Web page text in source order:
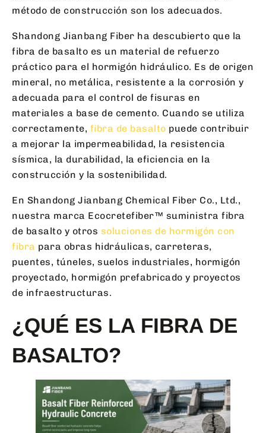
método de construcción son los adecuados.
Shandong Jianbang Fiber ha descubierto que la
fibra de basalto es un material de refuerzo
práctico para el hormigón hidráulico. Es de origen
mineral, no metálica, resistente a la corrosión y
adecuada para el control de fisuras en
materiales a base de cemento. Cuando se utiliza
correctamente, fibra de basalto puede contribuir
a mejorar la impermeabilidad, la resistencia
sísmica, la durabilidad, la eficiencia en la
construcción y la sostenibilidad.
En Shandong Jianbang Chemical Fiber Co., Ltd.,
nuestra marca Ecocretefiber™ suministra fibra
de basalto y otros soluciones de hormigón con
fibra para obras hidráulicas, carreteras,
puentes, túneles, suelos industriales, hormigón
proyectado, hormigón prefabricado y proyectos
de infraestructuras.
¿QUÉ ES LA FIBRA DE
BASALTO?